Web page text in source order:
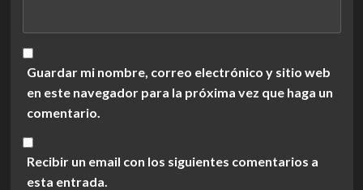
Guardar mi nombre, correo electrónico y sitio web
en este navegador para la próxima vez que haga un
comentario.
Recibir un email con los siguientes comentarios a
esta entrada.